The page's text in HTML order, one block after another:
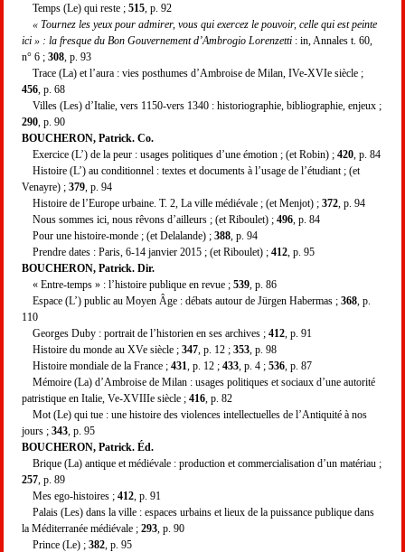
Temps (Le) qui reste ; 515 , p. 92
« Tournez les yeux pour admirer, vous qui exercez le pouvoir, celle qui est peinte
ici » : la fresque du Bon Gouvernement d’Ambrogio Lorenzetti : in, Annales t. 60,
n° 6 ; 308 , p. 93
Trace (La) et l’aura : vies posthumes d’Ambroise de Milan, IVe-XVIe siècle ;
456 , p. 68
Villes (Les) d’Italie, vers 1150-vers 1340 : historiographie, bibliographie, enjeux ;
290 , p. 90
BOUCHERON, Patrick. Co.
Exercice (L’) de la peur : usages politiques d’une émotion ; (et Robin) ; 420 , p. 84
Histoire (L’) au conditionnel : textes et documents à l’usage de l’étudiant ; (et
Venayre) ; 379 , p. 94
Histoire de l’Europe urbaine. T. 2, La ville médiévale ; (et Menjot) ; 372 , p. 94
Nous sommes ici, nous rêvons d’ailleurs ; (et Riboulet) ; 496 , p. 84
Pour une histoire-monde ; (et Delalande) ; 388 , p. 94
Prendre dates : Paris, 6-14 janvier 2015 ; (et Riboulet) ; 412 , p. 95
BOUCHERON, Patrick. Dir.
« Entre-temps » : l’histoire publique en revue ; 539 , p. 86
Espace (L’) public au Moyen Âge : débats autour de Jürgen Habermas ; 368 , p.
110
Georges Duby : portrait de l’historien en ses archives ; 412 , p. 91
Histoire du monde au XVe siècle ; 347 , p. 12 ; 353 , p. 98
Histoire mondiale de la France ; 431 , p. 12 ; 433 , p. 4 ; 536 , p. 87
Mémoire (La) d’Ambroise de Milan : usages politiques et sociaux d’une autorité
patristique en Italie, Ve-XVIIIe siècle ; 416 , p. 82
Mot (Le) qui tue : une histoire des violences intellectuelles de l’Antiquité à nos
jours ; 343 , p. 95
BOUCHERON, Patrick. Éd.
Brique (La) antique et médiévale : production et commercialisation d’un matériau ;
257 , p. 89
Mes ego-histoires ; 412 , p. 91
Palais (Les) dans la ville : espaces urbains et lieux de la puissance publique dans
la Méditerranée médiévale ; 293 , p. 90
Prince (Le) ; 382 , p. 95